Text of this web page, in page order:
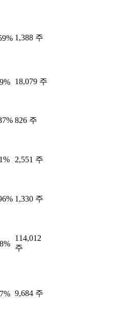
1,388 주
18,079 주
826 주
2,551 주
1,330 주
114,012
주
9,684 주